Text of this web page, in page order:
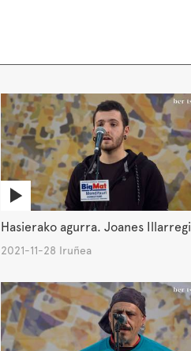
Hasierako agurra. Joanes Illarregi
2021-11-28 Iruñea